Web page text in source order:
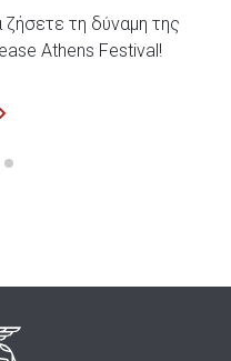
τη δύναμη της
Athens Festival!